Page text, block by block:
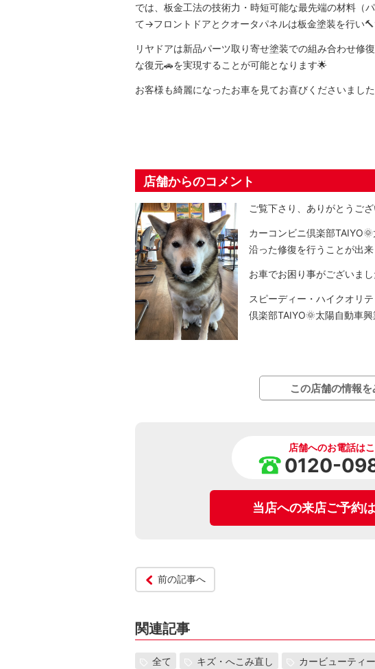
では、板金工法の技術力・時短可能な最先端の材料（
て→フロントドアとクオータパネルは板金塗装を行い
リヤドアは新品パーツ取り寄せ塗装での組み合わせ修
な復元🚗を実現することが可能となります🌟
お客様も綺麗になったお車を見てお喜びくださいました
店舗からのコメント
ご覧下さり、ありがとうご
カーコンビニ倶楽部
沿った修復を行うことが出来
お車でお困り事がございまし
スピーディー・ハイクオリ
倶楽部TAIYO🌞太陽自動車
この店舗の情報を
店舗へのお電話は
0120-
当店への来店ご予約
前の記事へ
関連記事
全て キズ・へこみ直し カービューティー